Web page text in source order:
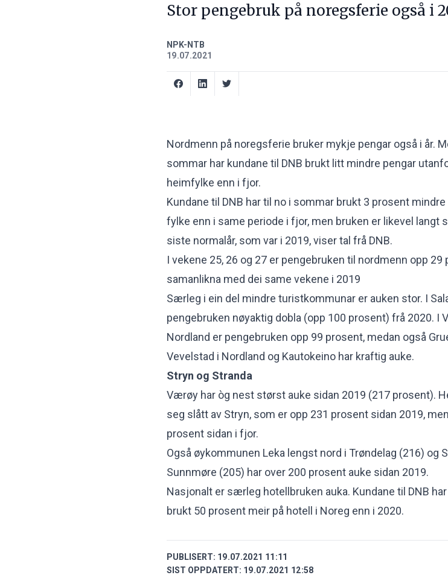
Stor pengebruk på noregsferie også i
NPK-NTB
19.07.2021
Nordmenn på noregsferie bruker mykje pengar også i år.
sommar har kundane til DNB brukt litt mindre pengar
heimfylke enn i fjor.
Kundane til DNB har til no i sommar brukt 3 prosent
fylke enn i same periode i fjor, men bruken er likevel langt
siste normalår, som var i 2019, viser tal frå DNB.
I vekene 25, 26 og 27 er pengebruken til nordmenn opp 29
samanlikna med dei same vekene i 2019
Særleg i ein del mindre turistkommunar er auken stor. I
pengebruken nøyaktig dobla (opp 100 prosent) frå 2020. I
Nordland er pengebruken opp 99 prosent, medan også
Vevelstad i Nordland og Kautokeino har kraftig auke.
Stryn og Stranda
Værøy har òg nest størst auke sidan 2019 (217 prosent).
seg slått av Stryn, som er opp 231 prosent sidan 2019,
prosent sidan i fjor.
Også øykommunen Leka lengst nord i Trøndelag (216) og
Sunnmøre (205) har over 200 prosent auke sidan 2019.
Nasjonalt er særleg hotellbruken auka. Kundane til DNB
brukt 50 prosent meir på hotell i Noreg enn i 2020.
PUBLISERT: 19.07.2021 11:11
SIST OPPDATERT: 19.07.2021 12:58